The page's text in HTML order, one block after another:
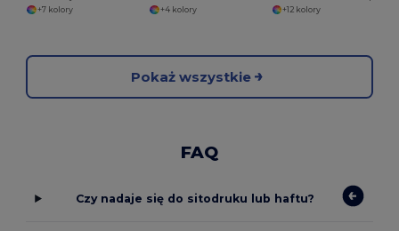
+7 kolory
+4 kolory
+12 kolory
Pokaż wszystkie
FAQ
Czy nadaje się do sitodruku lub haftu?